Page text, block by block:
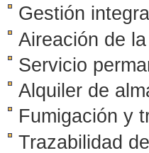
Gestión
Aireación de
Servicio
Alquiler de
Fumigación y
Trazabilidad